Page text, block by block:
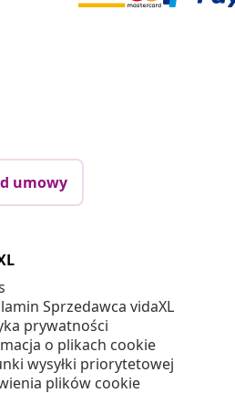
umowy
Sprzedawca vidaXL
prywatności
o plikach cookie
wysyłki priorytetowej
plików cookie